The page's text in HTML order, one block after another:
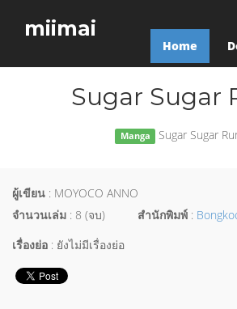
miimai
Home
Sugar Sugar
Manga Sugar Sugar
ผู้เขียน : MOYOCO ANNO
จำนวนเล่ม : 8 (จบ) สำนักพิมพ์ :
เรื่องย่อ : ยังไม่มีเรื่องย่อ